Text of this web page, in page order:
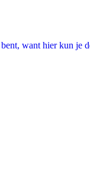
want hier kun